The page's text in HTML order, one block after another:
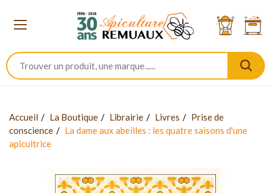
Accueil La Boutique Librairie Livres
Prise de
conscience
La dame aux abeilles : les quatre saisons d'une
apicultrice